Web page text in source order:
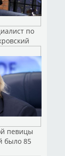
по
певицы
было 85